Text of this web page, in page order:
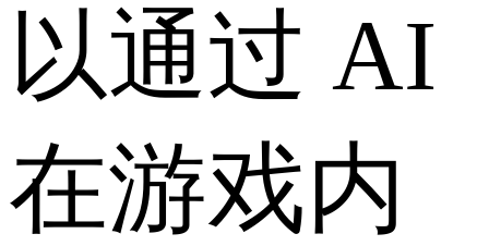
以通过 AI
在游戏内